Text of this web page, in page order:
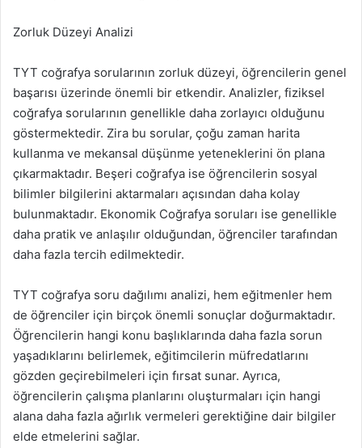
Zorluk Düzeyi Analizi
TYT coğrafya sorularının zorluk düzeyi, öğrencilerin genel
başarısı üzerinde önemli bir etkendir. Analizler, fiziksel
coğrafya sorularının genellikle daha zorlayıcı olduğunu
göstermektedir. Zira bu sorular, çoğu zaman harita
kullanma ve mekansal düşünme yeteneklerini ön plana
çıkarmaktadır. Beşeri coğrafya ise öğrencilerin sosyal
bilimler bilgilerini aktarmaları açısından daha kolay
bulunmaktadır. Ekonomik Coğrafya soruları ise genellikle
daha pratik ve anlaşılır olduğundan, öğrenciler tarafından
daha fazla tercih edilmektedir.
TYT coğrafya soru dağılımı analizi, hem eğitmenler hem
de öğrenciler için birçok önemli sonuçlar doğurmaktadır.
Öğrencilerin hangi konu başlıklarında daha fazla sorun
yaşadıklarını belirlemek, eğitimcilerin müfredatlarını
gözden geçirebilmeleri için fırsat sunar. Ayrıca,
öğrencilerin çalışma planlarını oluşturmaları için hangi
alana daha fazla ağırlık vermeleri gerektiğine dair bilgiler
elde etmelerini sağlar.